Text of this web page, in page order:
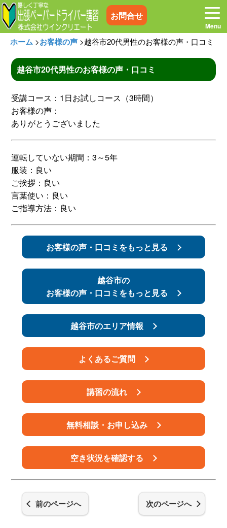
お問合せ
ホーム お電話はこちら
プログラム
よくある質問
出張地域
スタッフ紹介 申し込みフロー
簡易補助ブレーキと
は
新着情報 会社概要
ホーム >お客様の声 >越谷市20代男性のお客様の声・口コミ
越谷市20代男性のお客様の声・口コミ
受講コース：1日お試しコース（3時間）
お客様の声：
ありがとうございました
運転していない期間：3～5年
服装：良い
ご挨拶：良い
言葉使い：良い
ご指導方法：良い
お客様の声・口コミをもっと見る
越谷市の
お客様の声・口コミをもっと見る
越谷市のエリア情報
よくあるご質問
講習の流れ
無料相談・お申し込み
空き状況を確認する
前のページへ 次のページへ